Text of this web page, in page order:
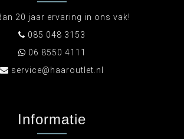
20 jaar ervaring in ons vak!
085 048 3153
06 8550 4111
service@haaroutlet.nl
Informatie